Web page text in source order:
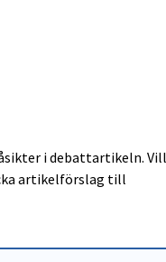
i debattartikeln.
artikelförslag till